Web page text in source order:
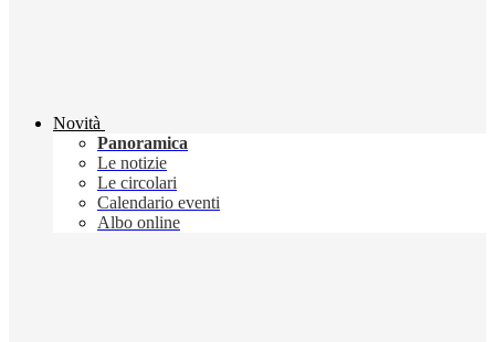
Novità
Panoramica
Le notizie
Le circolari
Calendario eventi
Albo online